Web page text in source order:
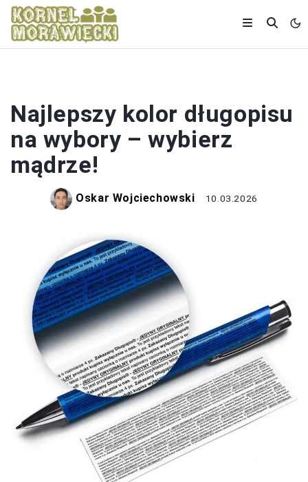
Najlepszy kolor długopisu
na wybory – wybierz
mądrze!
Oskar Wojciechowski 10.03.2026